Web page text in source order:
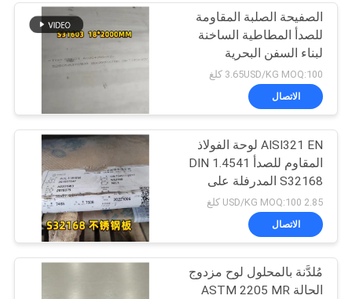
الصفيحة الصلبة المقاومة
للصدأ المطاطية الساخنة
لبناء السفن البحرية
3.65USD/KG MOQ:100 كلغ
الاتصال
AISI321 EN لوحة الفولاذ
المقاوم للصدأ DIN 1.4541
S32168 المدرفلة على
الساخن 10 ملم للغلاية
2.85 USD/KG MOQ:100 كلغ
الاتصال
مُلدَّنة بالمحلول لوح مزدوج
الحالة ASTM 2205 MR